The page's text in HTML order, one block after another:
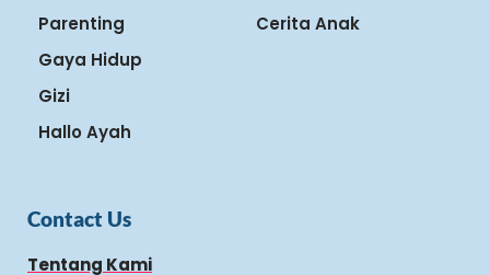
Parenting
Gaya Hidup
Gizi
Hallo Ayah
Cerita Anak
Contact Us
Tentang Kami